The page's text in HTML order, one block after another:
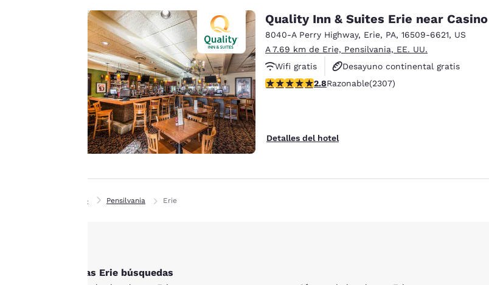
Quality Inn & Suites Erie near Casino
8040-A Perry Highway, Erie, PA, 16509-6621, US
A 7.69 km de Erie, Pensilvania, EE. UU.
Wifi gratis
Desayuno continental gratis
Sala de reuniones
Calificación de 2.77 estrellas. Razonable. 2307 reseñas
2.8Razonable(2307)
Detalles del hotel
Inicio Pensilvania Erie
Otras Erie búsquedas
mostrar anuncios de
acuerdo con tus
preferencias de
navegación. Esto nos
permite recordar tus
datos, mostrarte
productos de interés
y seguir mejorando
nuestros servicios.
Puedes cambiar estos
Política de cookies y
«Aceptar todas las
Aceptar todas las cookies